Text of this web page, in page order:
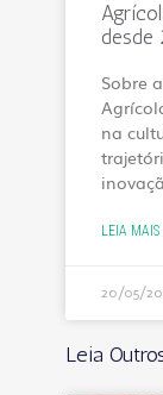
desde
Sobre
na
LEIA MAIS
20/05/
Leia